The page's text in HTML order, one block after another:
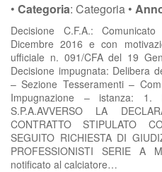
• Categoria: Categoria •
Decisione C.F.A.:
Dicembre 2016 e con
ufficiale n. 091/CFA del 19
Decisione impugnata: Delibera
– Sezione Tesseramenti –
Impugnazione – istanza: 1.
S.P.A.AVVERSO LA
CONTRATTO STIPULATO
SEGUITO RICHIESTA DI
PROFESSIONISTI SERIE A
notificato al calciatore…